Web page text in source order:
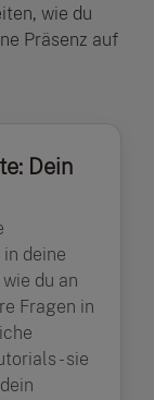
wie du
Präsenz auf
Dein
deine
du an
Fragen in
- sie